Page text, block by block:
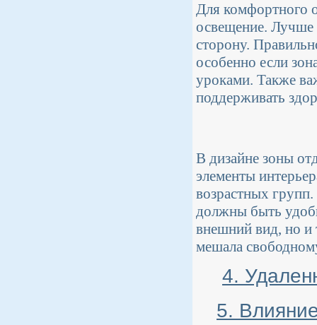
Для комфортного
освещение. Лучше
сторону.
особенно если
уроками. Также
поддерживать
В дизайне зоны
элементы
возрастных
должны быть
внешний вид, но и
мешала
4.
5.